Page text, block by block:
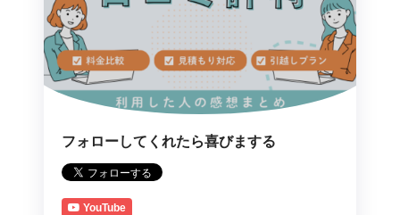
フォローしてくれたら喜びまする
YouTube